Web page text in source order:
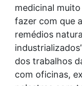
medicinal
fazer com que
remédios
dos trabalhos
com oficinas,